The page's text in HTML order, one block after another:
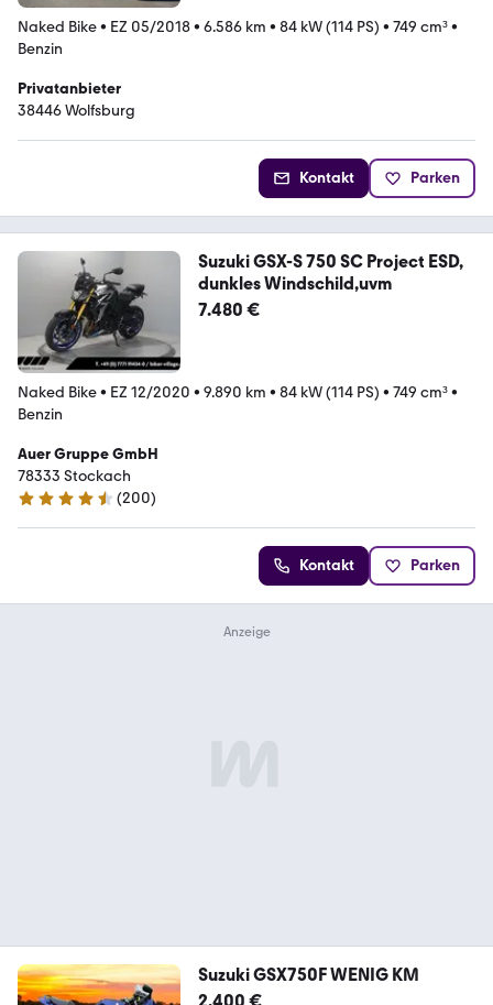
Naked Bike• EZ 05/2018• 6.586 km • 84 kW (114 PS) • 749 cm³•
Benzin
Privatanbieter
38446 Wolfsburg
Kontakt Parken
Suzuki GSX-S 750 SC Project ESD,
dunkles Windschild,uvm
7.480 €
Naked Bike• EZ 12/2020 • 9.890 km • 84 kW (114 PS) • 749 cm³•
Benzin
Auer Gruppe GmbH
78333 Stockach
4.7 Sterne
(200)
Kontakt Parken
Suzuki GSX750F WENIG KM